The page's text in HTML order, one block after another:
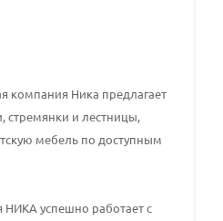
компания Ника предлагает
стремянки и лестницы,
мебель по доступным
НИКА успешно работает с